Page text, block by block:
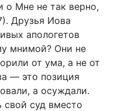
о Мне не так верно,
Друзья Иова
апологетов
мнимой? Они не
от ума, а не от
— это позиция
а осуждали.
свой суд вместо